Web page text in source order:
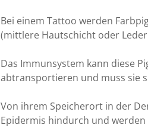
Bei einem Tattoo werden
(mittlere Hautschicht oder
Das Immunsystem kann diese
abtransportieren und muss sie
Von ihrem Speicherort in der
Epidermis hindurch und